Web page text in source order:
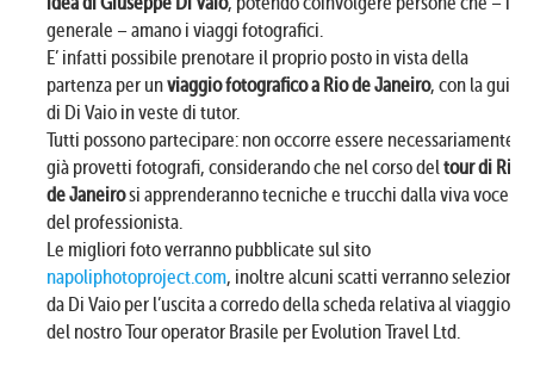
generale – amano i viaggi fotografici.
E’ infatti possibile prenotare il proprio posto in vista della
partenza per unviaggio fotografico a Rio de Janeiro, con la guida
di Di Vaio in veste di tutor.
Tutti possono partecipare: non occorre essere necessariamente
già provetti fotografi, considerando che nel corso deltour di Rio
de Janeirosi apprenderanno tecniche e trucchi dalla viva voce
del professionista.
Le migliori foto verranno pubblicate sul sito
napoliphotoproject.com, inoltre alcuni scatti verranno selezionati
da Di Vaio per l’uscita a corredo della scheda relativa al viaggio
del nostro Tour operator Brasile per Evolution Travel Ltd.